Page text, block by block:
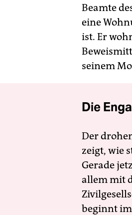
Beamte
eine
ist. Er
seinem
Die
Der
zeigt, wie
Gerade
allem mit
beginnt